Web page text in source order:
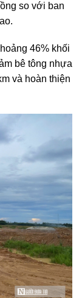
so với ban
46% khối
bê tông nhựa
và hoàn thiện